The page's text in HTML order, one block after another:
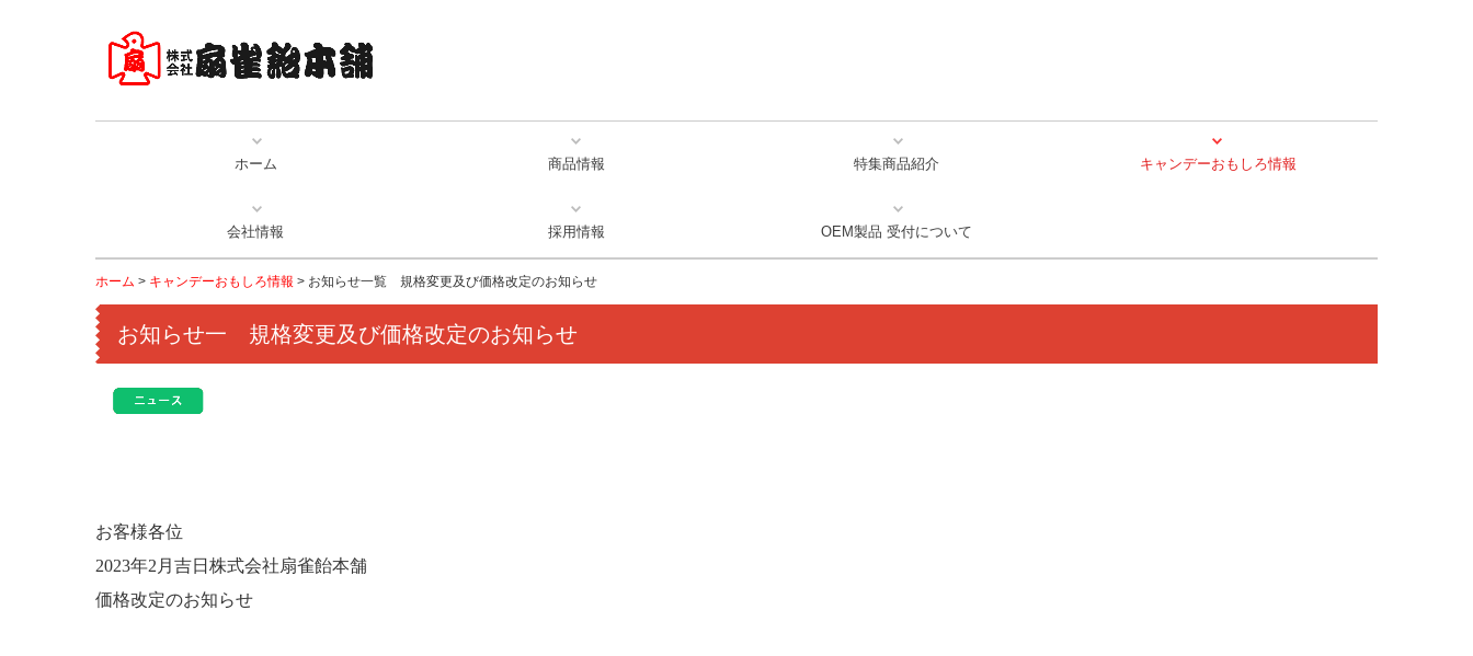
ホーム 商品情報
新商品&リニューアル商品
素材開発
ベーシックキャンデー
フルーツキャンデー
ファンシーキャンデー
機能性＆のど飴
グルメキャンデー
グミ＆タブレット
特集商品紹介
はちみつ100%のキャンデー
緑茶のど飴
ダイエットココア ブランドサイト
実熟者ですが。ブランドサイト
皮いいでしょ？ ブランドサイト
いたわりプラスブランドサイト
ノンシュガー長命草のど飴ブランドサイト
贅沢なグミ ブランドサイト
ジュースキャンデー ブランドサイト
幻の柑橘 直七シリーズ ブランドサイト
海のソーダCANDY ブランドサイト
キャンデーおもしろ情報
会社情報
会社概要
企業理念
社名・商標の由来
社史
環境への取り組み
一般事業主行動計画
健康経営宣言
製造所固有記号について
採用情報
採用募集要項
私たちがつくっています
募集要項 一覧表
募集要項 新規採用 一覧表
OEM製品 受付について
ホーム キャンデーおもしろ情報 お知らせ一覧 規格変更及び価格改定のお知らせ
お知らせ一 規格変更及び価格改定のお知らせ
お客様各位
2023年2月吉日株式会社扇雀飴本舗
価格改定のお知らせ